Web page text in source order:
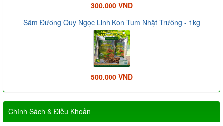
300.000 VND
Sâm Đương Quy Ngọc Linh Kon Tum Nhật Trường - 1kg
500.000 VND
Chính Sách & Điều Khoản